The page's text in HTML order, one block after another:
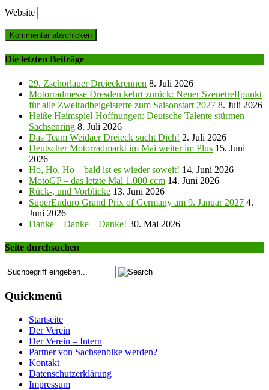
Website
Die letzten Beiträge
29. Zschorlauer Dreieckrennen 8. Juli 2026
Motorradmesse Dresden kehrt zurück: Neuer Szenetreffpunkt
für alle Zweiradbeigeisterte zum Saisonstart 2027 8. Juli 2026
Heiße Heimspiel-Hoffnungen: Deutsche Talente stürmen
Sachsenring 8. Juli 2026
Das Team Weidaer Dreieck sucht Dich! 2. Juli 2026
Deutscher Motorradmarkt im Mai weiter im Plus 15. Juni
2026
Ho, Ho, Ho – bald ist es wieder soweit! 14. Juni 2026
MotoGP – das letzte Mal 1.000 ccm 14. Juni 2026
Rück-, und Vorblicke 13. Juni 2026
SuperEnduro Grand Prix of Germany am 9. Januar 2027 4.
Juni 2026
Danke – Danke – Danke! 30. Mai 2026
Seite durchsuchen
Quickmenü
Startseite
Der Verein
Der Verein – Intern
Partner von Sachsenbike werden?
Kontakt
Datenschutzerklärung
Impressum